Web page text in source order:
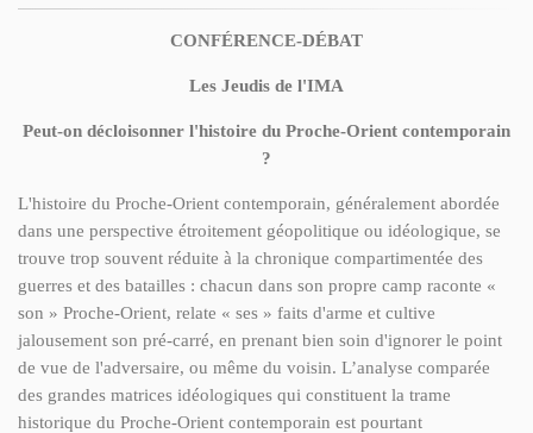
CONFÉRENCE-DÉBAT
Les Jeudis de l'IMA
Peut-on décloisonner l'histoire du Proche-Orient contemporain
?
L'histoire du Proche-Orient contemporain, généralement abordée
dans une perspective étroitement géopolitique ou idéologique, se
trouve trop souvent réduite à la chronique compartimentée des
guerres et des batailles : chacun dans son propre camp raconte «
son » Proche-Orient, relate « ses » faits d'arme et cultive
jalousement son pré-carré, en prenant bien soin d'ignorer le point
de vue de l'adversaire, ou même du voisin. L’analyse comparée
des grandes matrices idéologiques qui constituent la trame
historique du Proche-Orient contemporain est pourtant